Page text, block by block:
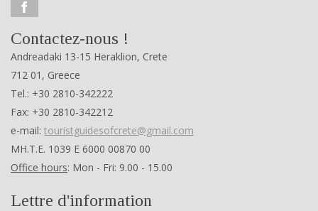
Contactez-nous !
Andreadaki 13-15 Heraklion, Crete
712 01, Greece
Tel.: +30 2810-342222
Fax: +30 2810-342212
e-mail: touristguidesofcrete@gmail.com
ΜΗ.Τ.Ε. 1039 Ε 6000 00870 00
Office hours: Mon - Fri: 9.00 - 15.00
Lettre d'information